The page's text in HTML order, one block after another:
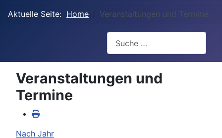
Aktuelle Seite: Home Veranstaltungen und Termine
Veranstaltungen und
Termine
Nach Jahr